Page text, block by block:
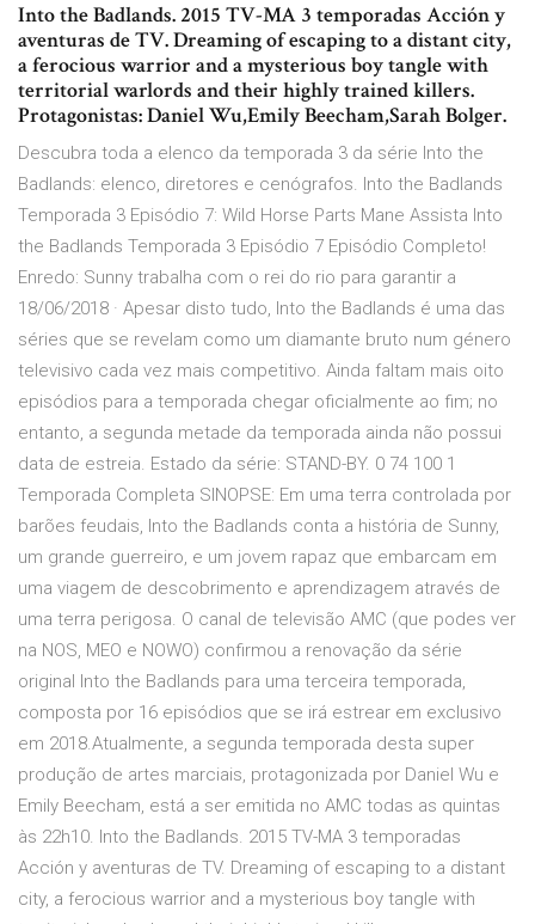
Into the Badlands. 2015 TV-MA 3 temporadas Acción y
aventuras de TV. Dreaming of escaping to a distant city,
a ferocious warrior and a mysterious boy tangle with
territorial warlords and their highly trained killers.
Protagonistas: Daniel Wu,Emily Beecham,Sarah Bolger.
Descubra toda a elenco da temporada 3 da série Into the
Badlands: elenco, diretores e cenógrafos. Into the Badlands
Temporada 3 Episódio 7: Wild Horse Parts Mane Assista Into
the Badlands Temporada 3 Episódio 7 Episódio Completo!
Enredo: Sunny trabalha com o rei do rio para garantir a
18/06/2018 · Apesar disto tudo, Into the Badlands é uma das
séries que se revelam como um diamante bruto num género
televisivo cada vez mais competitivo. Ainda faltam mais oito
episódios para a temporada chegar oficialmente ao fim; no
entanto, a segunda metade da temporada ainda não possui
data de estreia. Estado da série: STAND-BY. 0 74 100 1
Temporada Completa SINOPSE: Em uma terra controlada por
barões feudais, Into the Badlands conta a história de Sunny,
um grande guerreiro, e um jovem rapaz que embarcam em
uma viagem de descobrimento e aprendizagem através de
uma terra perigosa. O canal de televisão AMC (que podes ver
na NOS, MEO e NOWO) confirmou a renovação da série
original Into the Badlands para uma terceira temporada,
composta por 16 episódios que se irá estrear em exclusivo
em 2018.Atualmente, a segunda temporada desta super
produção de artes marciais, protagonizada por Daniel Wu e
Emily Beecham, está a ser emitida no AMC todas as quintas
às 22h10. Into the Badlands. 2015 TV-MA 3 temporadas
Acción y aventuras de TV. Dreaming of escaping to a distant
city, a ferocious warrior and a mysterious boy tangle with